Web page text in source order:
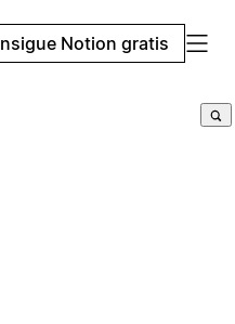
Notion gratis